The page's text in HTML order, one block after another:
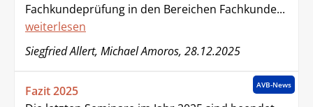
Fachkundeprüfung in den Bereichen Fachkunde...
weiterlesen
Siegfried Allert, Michael Amoros, 28.12.2025
AVB-News
Fazit 2025